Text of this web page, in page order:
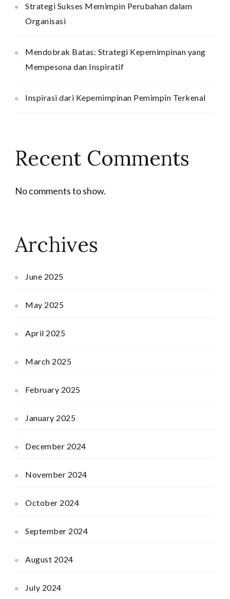
Strategi Sukses Memimpin Perubahan dalam
Organisasi
Mendobrak Batas: Strategi Kepemimpinan yang
Mempesona dan Inspiratif
Inspirasi dari Kepemimpinan Pemimpin Terkenal
Recent Comments
No comments to show.
Archives
June 2025
May 2025
April 2025
March 2025
February 2025
January 2025
December 2024
November 2024
October 2024
September 2024
August 2024
July 2024